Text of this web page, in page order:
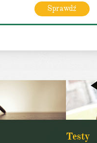
Sprawdź
Testy